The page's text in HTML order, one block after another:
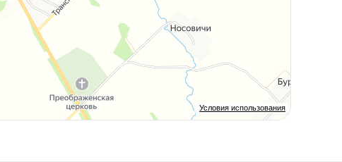
Условия использования